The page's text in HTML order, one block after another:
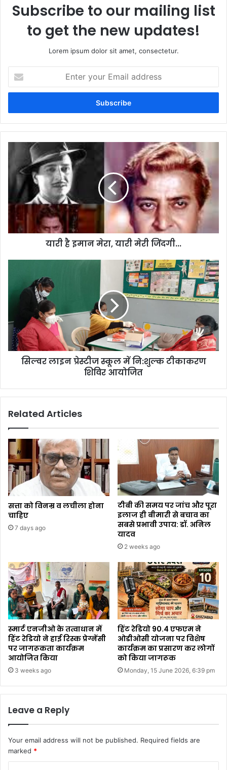
Subscribe to our mailing list
to get the new updates!
Lorem ipsum dolor sit amet, consectetur.
your
Email
यारी है इमान मेरा, यारी मेरी जिंदगी...
सिल्वर लाइन प्रेस्टीज स्कूल में नि:शुल्क टीकाकरण
शिविर आयोजित
Related Articles
सत्ता को विनम्र व लचीला होना
चाहिए
7 days ago
टीबी की समय पर जांच और पूरा
इलाज ही बीमारी से बचाव का
सबसे प्रभावी उपाय: डॉ. अनिल
यादव
2 weeks ago
स्मार्ट एनजीओ के तत्वाधान में
हिंट रेडियो ने हाई रिस्क प्रेग्नेंसी
पर जागरूकता कार्यक्रम
आयोजित किया
3 weeks ago
हिंट रेडियो 90.4 एफएम ने
ओडीओसी योजना पर विशेष
कार्यक्रम का प्रसारण कर लोगों
को किया जागरूक
Monday, 15 June 2026, 6:39 pm
Leave a Reply
Your email address will not be published. Required fields are
marked *